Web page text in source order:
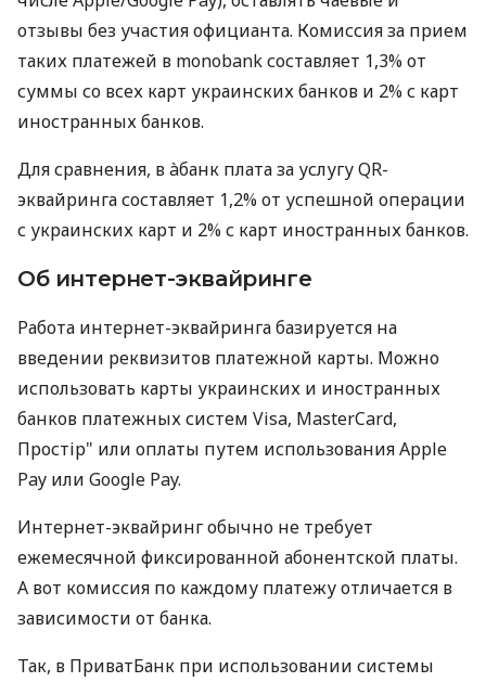
отзывы без участия официанта. Комиссия за прием
таких платежей в monobank составляет 1,3% от
суммы со всех карт украинских банков и 2% с карт
иностранных банков.
Для сравнения, в àбанк плата за услугу QR-
эквайринга составляет 1,2% от успешной операции
с украинских карт и 2% с карт иностранных банков.
Об интернет-эквайринге
Работа интернет-эквайринга базируется на
введении реквизитов платежной карты. Можно
использовать карты украинских и иностранных
банков платежных систем Visa, MasterCard,
Простір" или оплаты путем использования Apple
Pay или Google Pay.
Интернет-эквайринг обычно не требует
ежемесячной фиксированной абонентской платы.
А вот комиссия по каждому платежу отличается в
зависимости от банка.
Так, в ПриватБанк при использовании системы